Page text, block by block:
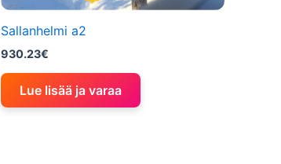
Sallanhelmi a2
930.23€
Lue lisää ja varaa